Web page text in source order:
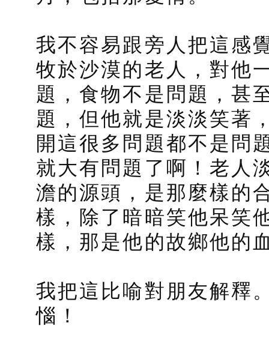
我不容易跟旁人把這感
牧於沙漠的老人，對他
題，食物不是問題，甚
題，但他就是淡淡笑著
開這很多問題都不是問
就大有問題了啊！老人
澹的源頭，是那麼樣的
樣，除了暗暗笑他呆笑
樣，那是他的故鄉他的
我把這比喻對朋友解釋
惱！